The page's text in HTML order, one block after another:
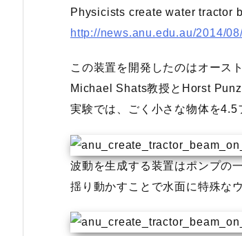
Physicists create water tractor
http://news.anu.edu.au/2014/
この装置を開発したのはオース
Michael Shats教授とHorst
実験では、ごく小さな物体を4.5
波動を生成する装置はポンプの
揺り動かすことで水面に特殊な